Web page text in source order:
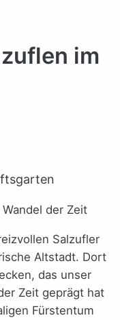
im
Salzufler
Altstadt. Dort
das unser
Zeit geprägt hat
Fürstentum